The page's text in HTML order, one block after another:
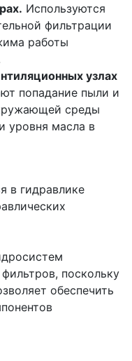
Используются
фильтрации
работы
узлах
попадание пыли и
среды
уровня масла в
поскольку
обеспечить